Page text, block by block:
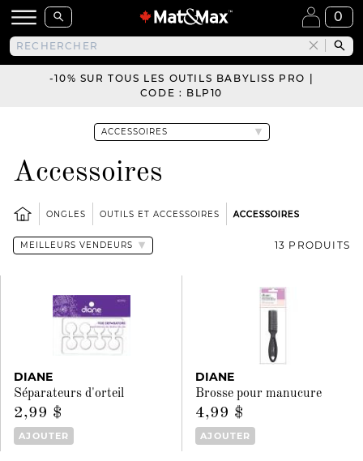
0
-10% SUR TOUS LES OUTILS BABYLISS PRO |
CODE : BLP10
Accessoires
ONGLES OUTILS ET ACCESSOIRES ACCESSOIRES
13 PRODUITS
DIANE
Séparateurs d'orteil
2,99 $
AJOUTER
DIANE
Brosse pour manucure
4,99 $
AJOUTER